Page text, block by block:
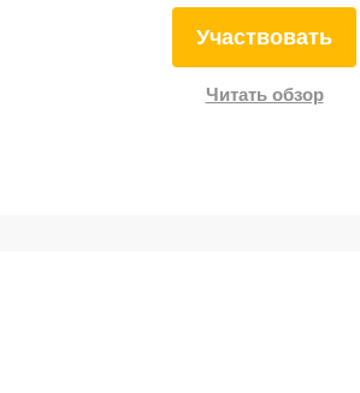
Участвовать
Читать обзор